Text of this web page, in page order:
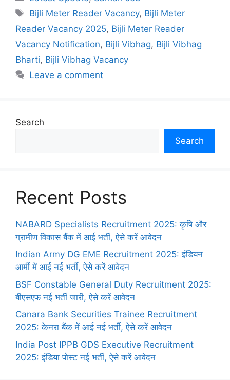
Tags
Bijli Meter Reader Vacancy, Bijli Meter
Reader Vacancy 2025, Bijli Meter Reader
Vacancy Notification, Bijli Vibhag, Bijli Vibhag
Bharti, Bijli Vibhag Vacancy
Leave a comment
Search
Search
Recent Posts
NABARD Specialists Recruitment 2025: कृषि और
ग्रामीण विकास बैंक में आई भर्ती, ऐसे करें आवेदन
Indian Army DG EME Recruitment 2025: इंडियन
आर्मी में आई नई भर्ती, ऐसे करें आवेदन
BSF Constable General Duty Recruitment 2025:
बीएसएफ नई भर्ती जारी, ऐसे करें आवेदन
Canara Bank Securities Trainee Recruitment
2025: केनरा बैंक में आई नई भर्ती, ऐसे करें आवेदन
India Post IPPB GDS Executive Recruitment
2025: इंडिया पोस्ट नई भर्ती, ऐसे करें आवेदन